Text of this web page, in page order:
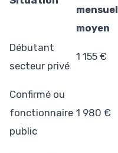
mensuel
moyen
Débutant
secteur privé
1 155 €
Confirmé ou
fonctionnaire
public
1 980 €